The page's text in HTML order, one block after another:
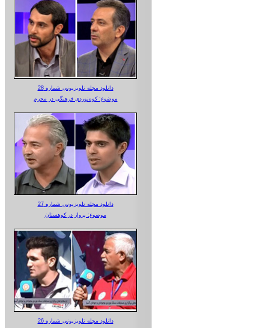
دانلود مجله تلویزیونی شماره 28
موضوع: کوه‌نوردی فرهنگی در محرم
دانلود مجله تلویزیونی شماره 27
موضوع: پرواز در کوهستان
دانلود مجله تلویزیونی شماره 26